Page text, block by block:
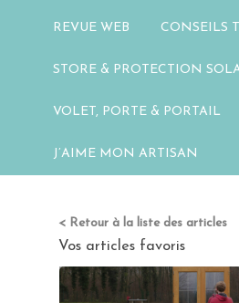
REVUE WEB CONSEILS
STORE & PROTECTION
VOLET, PORTE & PORTAIL
J’AIME MON ARTISAN
< Retour à la liste des articles
Vos articles favoris